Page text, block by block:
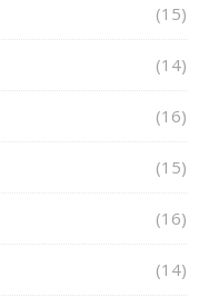
(15)
(14)
(16)
(15)
(16)
(14)